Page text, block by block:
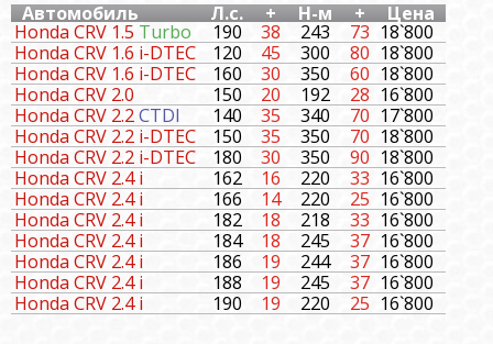
Автомобиль Л.с. + Н-м + Цена
Honda CRV 1.5 Turbo 190 38 243 73 18`800
Honda CRV 1.6 i-DTEC
120 45 300 80 18`800
Honda CRV 1.6 i-DTEC
160 30 350 60 18`800
Honda CRV 2.0
150 20 192 28 16`800
Honda CRV 2.2CTDI 140 35 340 70 17`800
Honda CRV 2.2 i-DTEC
150 35 350 70 18`800
Honda CRV 2.2 i-DTEC
180 30 350 90 18`800
Honda CRV 2.4 i
162 16 220 33 16`800
Honda CRV 2.4 i
166 14 220 25 16`800
Honda CRV 2.4 i
182 18 218 33 16`800
Honda CRV 2.4 i
184 18 245 37 16`800
Honda CRV 2.4 i
186 19 244 37 16`800
Honda CRV 2.4 i
188 19 245 37 16`800
Honda CRV 2.4 i
190 19 220 25 16`800